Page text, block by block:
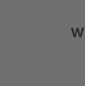
(248